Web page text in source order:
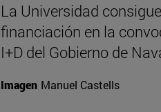
La Universidad
financiación en la
I+D del Gobierno de
Imagen Manuel Castells